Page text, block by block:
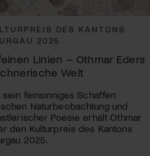
DES KANTONS
2025
Linien – Othmar Eders
Welt
sein feinsinniges Schaffen
Naturbeobachtung und
Poesie erhält Othmar
den Kulturpreis des Kantons
2025.